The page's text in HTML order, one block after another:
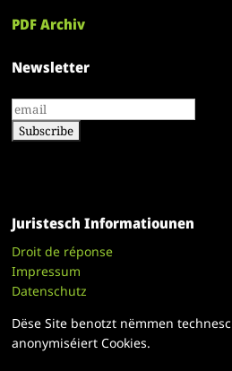
PDF Archiv
Newsletter
Juristesch Informatiounen
Droit de réponse
Impressum
Datenschutz
Dëse Site benotzt nëmmen
anonymiséiert Cookies.